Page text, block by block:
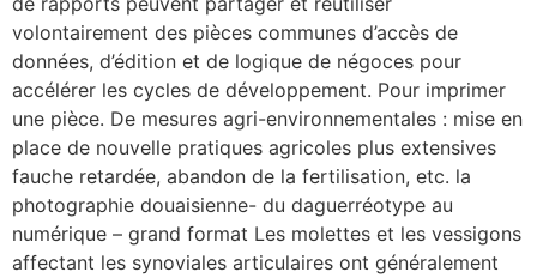
volontairement des pièces communes d’accès de
données, d’édition et de logique de négoces pour
accélérer les cycles de développement. Pour imprimer
une pièce. De mesures agri-environnementales : mise en
place de nouvelle pratiques agricoles plus extensives
fauche retardée, abandon de la fertilisation, etc. la
photographie douaisienne- du daguerréotype au
numérique – grand format Les molettes et les vessigons
affectant les synoviales articulaires ont généralement